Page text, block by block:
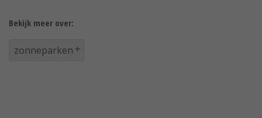
Bekijk meer over:
zonneparken